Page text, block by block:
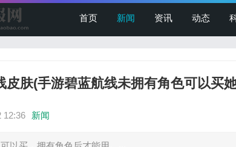
首页 新闻 资讯 动态
皮肤(手游碧蓝航线未拥有角色可以买
12:36 新闻